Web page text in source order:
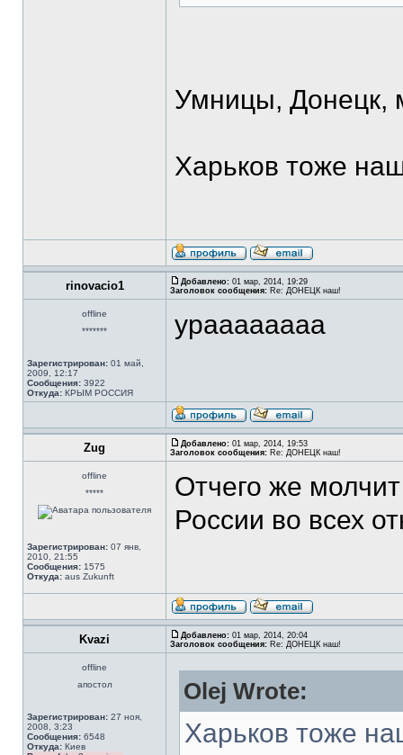
Умницы, Донецк,
Харьков тоже
rinovacio1 Добавлено: 01 мар, 2014, 19:29
Заголовок сообщения: Re: ДОНЕЦК наш!
offline
*******
Зарегистрирован: 01 май,
2009, 12:17
Сообщения: 3922
Откуда: КРЫМ РОССИЯ
ураааааааа
Zug Добавлено: 01 мар, 2014, 19:53
Заголовок сообщения: Re: ДОНЕЦК наш!
offline
*****
Зарегистрирован: 07 янв,
2010, 21:55
Сообщения: 1575
Откуда: aus Zukunft
Отчего же
России во всех
Kvazi Добавлено: 01 мар, 2014, 20:04
Заголовок сообщения: Re: ДОНЕЦК наш!
offline
апостол
Зарегистрирован: 27 ноя,
2008, 3:23
Сообщения: 6548
Откуда: Киев
Olej Wrote:
Харьков тоже